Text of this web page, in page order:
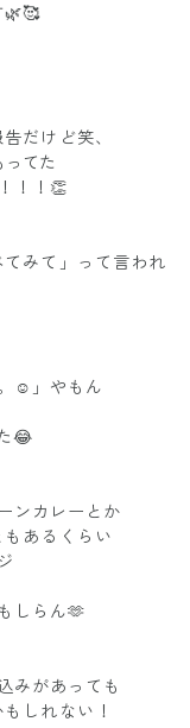
🌿🥰
だけど笑、
ってた
！！👏
みて」って言われ
☺️」やもん
😂
ンカレーとか
あるくらい
しらん🫶
みがあっても
しれない！